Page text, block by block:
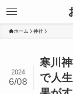
ホーム 神社
寒川
で人
2024
6/08